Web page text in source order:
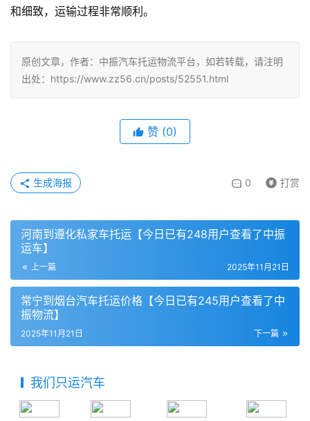
和细致，运输过程非常顺利。
原创文章，作者：中振汽车托运物流平台，如若转载，请注明
出处：https://www.zz56.cn/posts/52551.html
赞 (0)
0 打赏
生成海报
河南到遵化私家车托运【今日已有248用户查看了中振
运车】
上一篇 2025年11月21日
常宁到烟台汽车托运价格【今日已有245用户查看了中
振物流】
下一篇
2025年11月21日
我们只运汽车